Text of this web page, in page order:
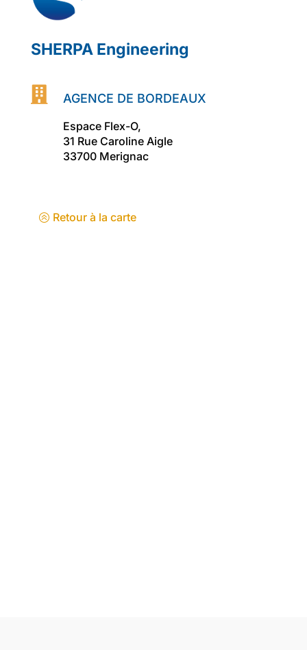
SHERPA Engineering
 AGENCE DE BORDEAUX
Espace Flex-O,
31 Rue Caroline Aigle
33700 Merignac
Retour à la carte